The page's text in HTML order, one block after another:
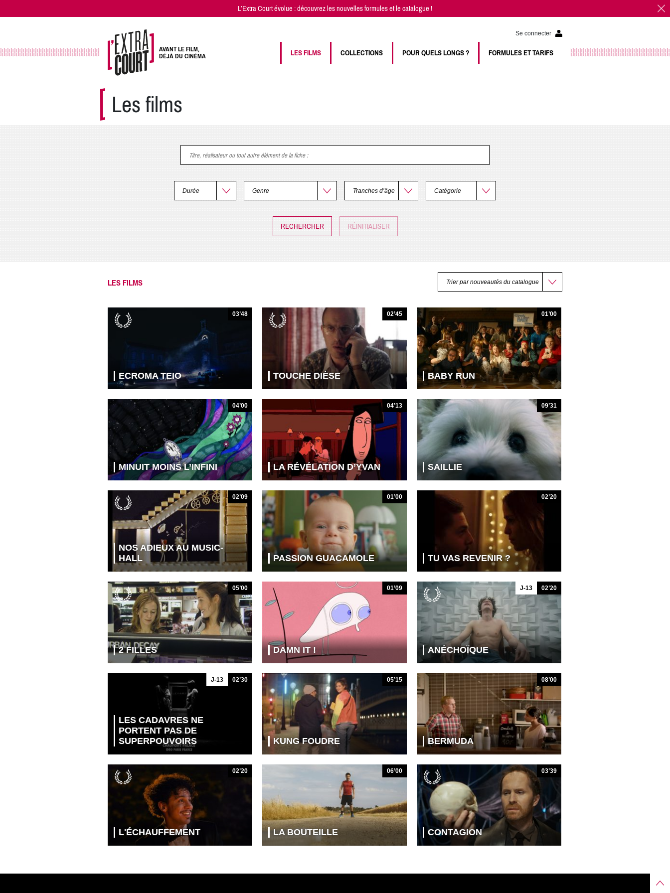
L’Extra Court évolue : découvrez lesnouvelles formulesetle catalogue!
AVANT LE FILM,
DÉJÀ DU CINÉMA LES FILMS COLLECTIONS POUR QUELS LONGS ? FORMULES ET TARIFS
Se connecter
Les films
Titre, réalisateur ou tout autre élément de la fiche:
RÉINITIALISER
LES FILMS
ECROMA TEIO
03’48
TOUCHE DIÈSE
02’45
BABY RUN
01’00
MINUIT MOINS L’INFINI
04’00
LA RÉVÉLATION D’YVAN
04’13
SAILLIE
09’31
NOS ADIEUX AU MUSIC-
HALL
02’09
PASSION GUACAMOLE
01’00
TU VAS REVENIR ?
02’20
2 FILLES
05’00
DAMN IT !
01’09
ANÉCHOÏQUE
J-13 02’20
LES CADAVRES NE
PORTENT PAS DE
SUPERPOUVOIRS
J-13 02’30
KUNG FOUDRE
05’15
BERMUDA
08’00
L'ÉCHAUFFEMENT
02’20
LA BOUTEILLE
06’00
CONTAGION
03’39